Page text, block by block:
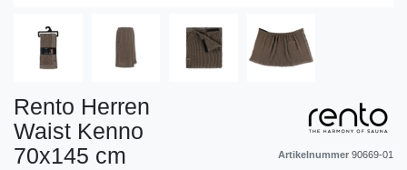
Rento Herren
Waist Kenno
70x145 cm
Artikelnummer 90669-01